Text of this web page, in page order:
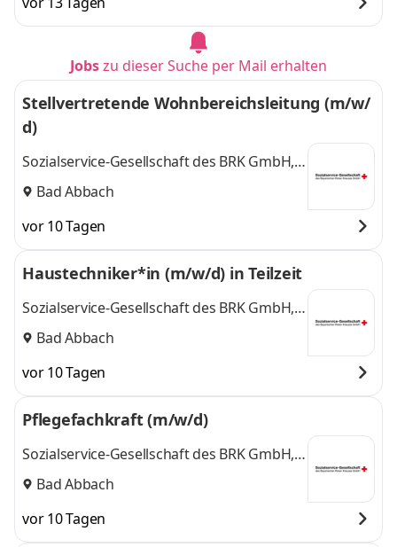
Jobszu dieser Suche per Mail erhalten
Stellvertretende Wohnbereichsleitung (m/w/
d)
Sozialservice-Gesellschaft des BRK GmbH,
SeniorenWohnen Bad Abbach
Bad Abbach
vor 10 Tagen
Haustechniker*in (m/w/d) in Teilzeit
Sozialservice-Gesellschaft des BRK GmbH,
SeniorenWohnen Bad Abbach
Bad Abbach
vor 10 Tagen
Pflegefachkraft (m/w/d)
Sozialservice-Gesellschaft des BRK GmbH,
SeniorenWohnen Bad Abbach
Bad Abbach
vor 10 Tagen